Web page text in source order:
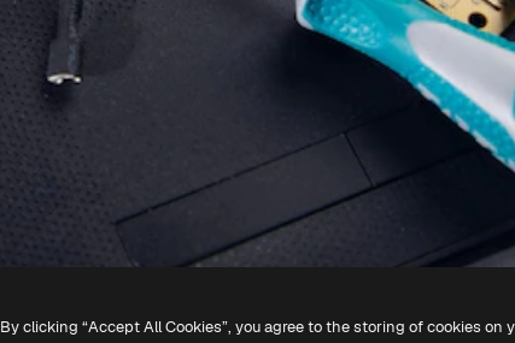
By clicking “Accept All Cookies”, you agree to the storing of cookies on